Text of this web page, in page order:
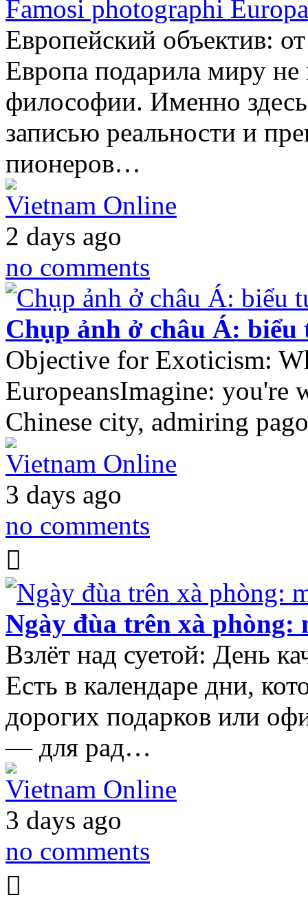
Famosi photographi
Европейский объектив:
Европа подарила миру не
философии. Именно
записью реальности и
пионеров…
Vietnam Online
2 days ago
no comments
Chụp ảnh ở châu Á:
Objective for Exoticism:
EuropeansImagine: you're
Chinese city, admiring
Vietnam Online
3 days ago
no comments
Ngày đùa trên xà phòng:
Взлёт над суетой: День
Есть в календаре дни,
дорогих подарков или
— для рад…
Vietnam Online
3 days ago
no comments